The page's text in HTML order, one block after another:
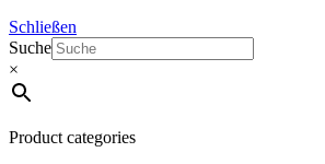
Schließen
Suche
×
Product categories